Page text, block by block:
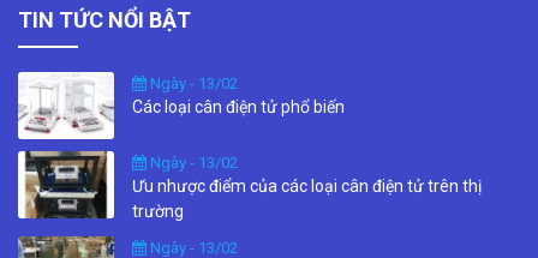
TIN TỨC NỔI BẬT
Ngày - 13/02
Các loại cân điện tử phổ biến
Ngày - 13/02
Ưu nhược điểm của các loại cân điện tử trên thị
trường
Ngày - 13/02